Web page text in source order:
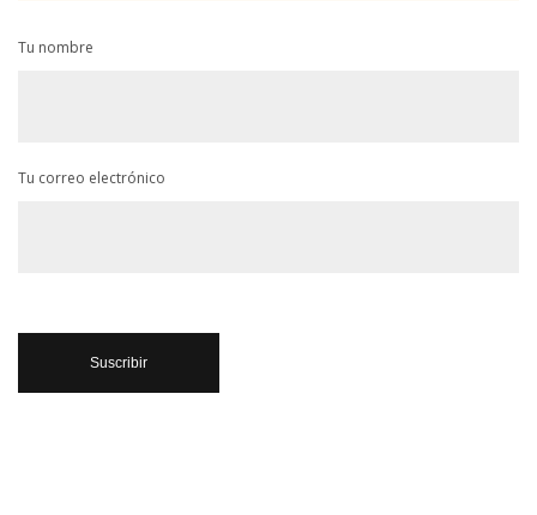
Tu nombre
Tu correo electrónico